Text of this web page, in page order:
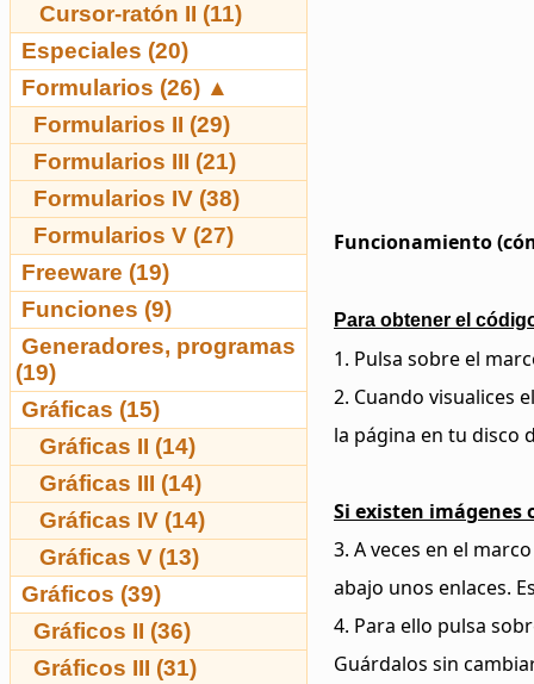
Cursor-ratón II (11)
Especiales (20)
Formularios (26) ▲
Formularios II (29)
Formularios III (21)
Formularios IV (38)
Formularios V (27)
Freeware (19)
Funciones (9)
Generadores, programas
(19)
Gráficas (15)
Gráficas II (14)
Gráficas III (14)
Gráficas IV (14)
Gráficas V (13)
Gráficos (39)
Gráficos II (36)
Gráficos III (31)
Funcionamiento
Para obtener el
1. Pulsa sobre el
2. Cuando visualices
la página en tu disco
Si existen imágenes
3. A veces en el
abajo unos enlaces.
4. Para ello pulsa
Guárdalos sin